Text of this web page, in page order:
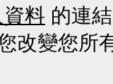
料 的連
改變您所